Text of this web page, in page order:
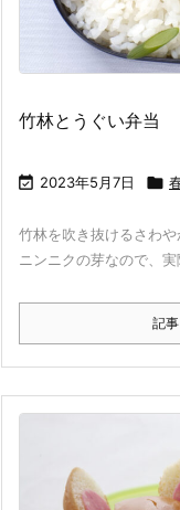
竹林とうぐい弁当
 2023年5月7日 
竹林を吹き抜けるさわ
ニンニクの芽なので、
記